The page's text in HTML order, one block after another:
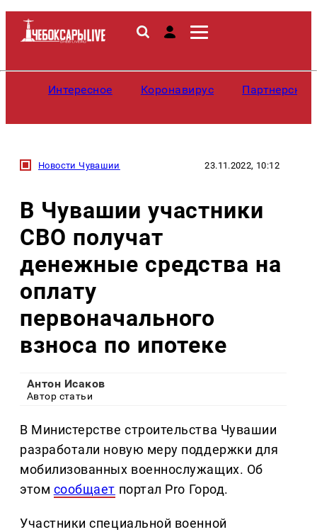
Интересное Коронавирус
Новости Чувашии 23.11.2022, 10:12
В Чувашии участники
СВО получат
денежные средства на
оплату
первоначального
взноса по ипотеке
Антон Исаков
Автор статьи
В Министерстве строительства Чувашии
разработали новую меру поддержки для
мобилизованных военнослужащих. Об
этом сообщает портал Pro Город.
Участники специальной военной